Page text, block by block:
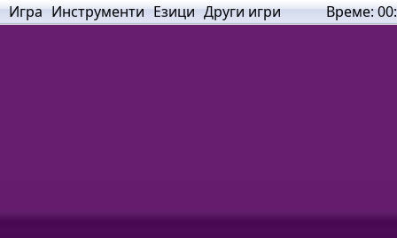
Игра Инструменти Езици Други игри Време: